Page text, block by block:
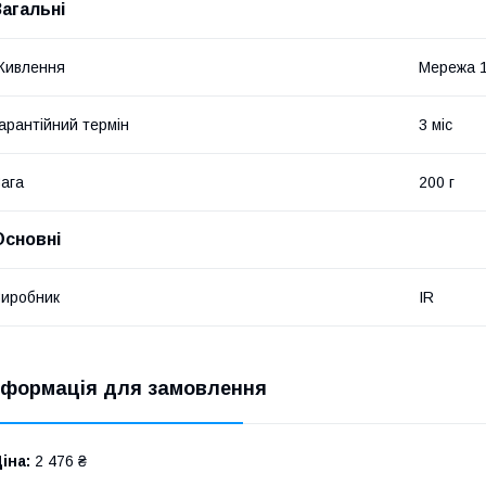
Мережа
термін 3 міс
200 г
IR
для замовлення
2 476 ₴